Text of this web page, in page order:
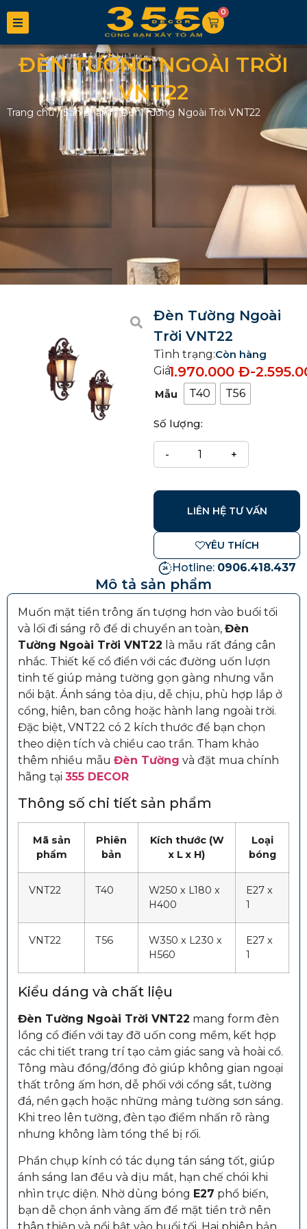
0
ĐÈN TƯỜNG NGOÀI TRỜI
VNT22
Trang chủ/Sản phẩm/Đèn Tường Ngoài Trời VNT22
Đèn Tường Ngoài
Trời VNT22
Tình trạng:Còn hàng
Giá:1.970.000 Đ-
Mẫu T40 T56
Số lượng:
LIÊN HỆ TƯ VẤN
YÊU THÍCH
Hotline: 0906.418.437
Mô tả sản phẩm
Muốn mặt tiền trông ấn tượng hơn vào buổi tối
và lối đi sáng rõ để di chuyển an toàn, Đèn
Tường Ngoài Trời VNT22 là mẫu rất đáng cân
nhắc. Thiết kế cổ điển với các đường uốn lượn
tinh tế giúp mảng tường gọn gàng nhưng vẫn
nổi bật. Ánh sáng tỏa dịu, dễ chịu, phù hợp lắp ở
cổng, hiên, ban công hoặc hành lang ngoài trời.
Đặc biệt, VNT22 có 2 kích thước để bạn chọn
theo diện tích và chiều cao trần. Tham khảo
thêm nhiều mẫu Đèn Tường và đặt mua chính
hãng tại 355 DECOR
Thông số chi tiết sản phẩm
Mã sản
phẩm
Phiên
bản
Kích thước (W
x L x H)
Loại
bóng
VNT22 T40
W250 x L180 x
H400
E27 x
1
VNT22 T56
W350 x L230 x
H560
E27 x
1
Kiểu dáng và chất liệu
Đèn Tường Ngoài Trời VNT22 mang form đèn
lồng cổ điển với tay đỡ uốn cong mềm, kết hợp
các chi tiết trang trí tạo cảm giác sang và hoài cổ.
Tông màu đồng/đồng đỏ giúp không gian ngoại
thất trông ấm hơn, dễ phối với cổng sắt, tường
đá, nền gạch hoặc những mảng tường sơn sáng.
Khi treo lên tường, đèn tạo điểm nhấn rõ ràng
nhưng không làm tổng thể bị rối.
Phần chụp kính có tác dụng tán sáng tốt, giúp
ánh sáng lan đều và dịu mắt, hạn chế chói khi
nhìn trực diện. Nhờ dùng bóng E27 phổ biến,
bạn dễ chọn ánh vàng ấm để mặt tiền trở nên
thân thiện và nổi bật vào buổi tối. Hai phiên bản